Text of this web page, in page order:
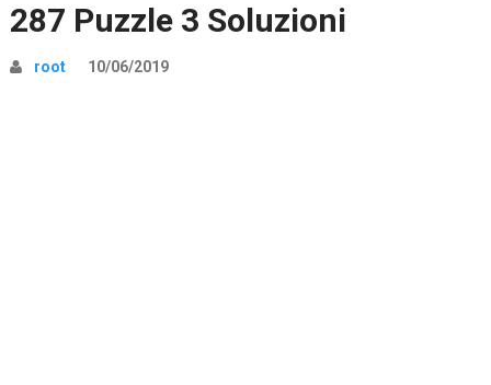
287 Puzzle 3 Soluzioni
root 10/06/2019